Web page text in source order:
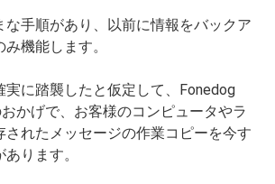
な手順があり、以前に情報をバックア
機能します。
実に踏襲したと仮定して、Fonedog
かげで、お客様のコンピュータやラ
されたメッセージの作業コピーを今す
ります。